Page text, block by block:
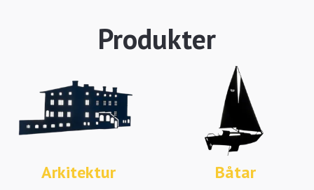
Produkter
Arkitektur Båtar